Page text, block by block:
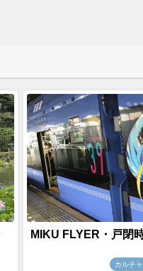
MIKU FLYER・戸閉
カルチ